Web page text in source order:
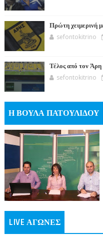
Πρώτη χειμερινή
sefontokitrino
Τέλος από τον
sefontokitrino
Η ΒΟΥΛΑ ΠΑΤΟΥΛΙΔΟΥ
LIVE ΑΓΩΝΕΣ